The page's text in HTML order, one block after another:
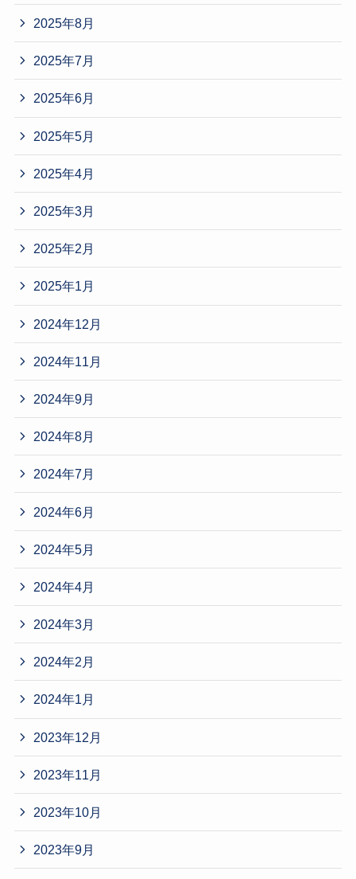
2025年8月
2025年7月
2025年6月
2025年5月
2025年4月
2025年3月
2025年2月
2025年1月
2024年12月
2024年11月
2024年9月
2024年8月
2024年7月
2024年6月
2024年5月
2024年4月
2024年3月
2024年2月
2024年1月
2023年12月
2023年11月
2023年10月
2023年9月